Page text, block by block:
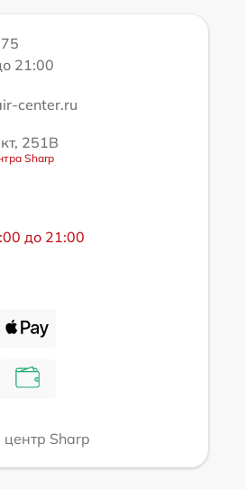
21:00
center.ru
251В
Sharp
до 21:00
Sharp